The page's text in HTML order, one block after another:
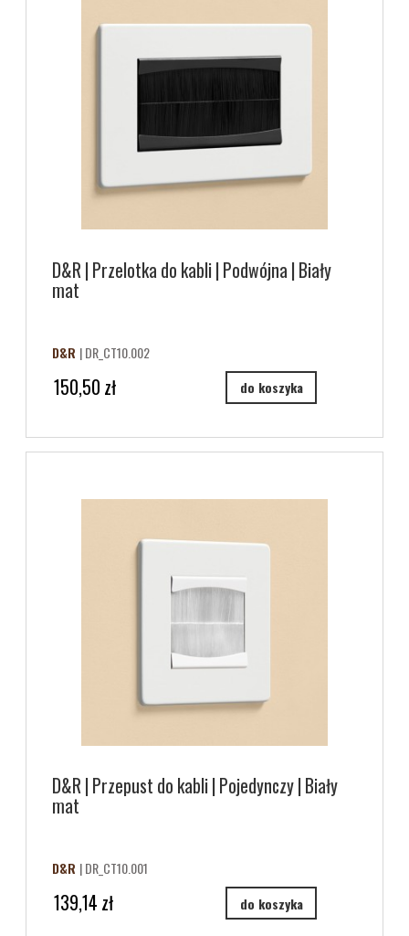
D&R | Przelotka do kabli | Podwójna | Biały
mat
D&R | DR_CT10.002
150,50 zł do koszyka
D&R | Przepust do kabli | Pojedynczy | Biały
mat
D&R | DR_CT10.001
139,14 zł do koszyka